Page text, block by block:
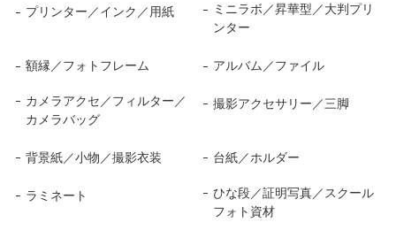
プリンター／インク／用紙
ミニラボ／昇華型／大判プリ
ンター
額縁／フォトフレーム アルバム／ファイル
カメラアクセ／フィルター／
カメラバッグ
撮影アクセサリー／三脚
背景紙／小物／撮影衣装 台紙／ホルダー
ラミネート
ひな段／証明写真／スクール
フォト資材